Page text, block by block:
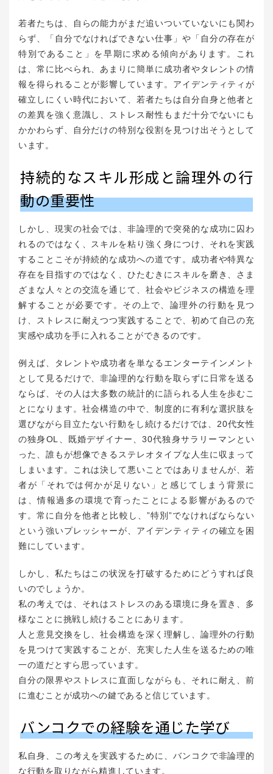
若者たちは、自らの能力がまだ追いついていないにも関わ
らず、「自分でなければできない仕事」や「自分の存在が
特別であること」を早期に求める傾向があります。これ
は、常に比べられ、あまりに簡単に成功者やタレントの情
報を得られることが影響しています。アイデンティティが
確立しにくい時代において、若者たちは自分自身と他者と
の差異を強く意識し、ストレス耐性もまだ十分でないにも
かかわらず、自分だけの特別な役割を見つけ出そうとして
います。
持続的なスキル形成と論理外の行
動の重要性
しかし、現実の社会では、非論理的で突発的な成功に囚わ
れるのではなく、スキルを粘り強く身につけ、それを実践
することこそが持続的な成功への道です。成功者や特異な
存在を目指すのではなく、ひたむきにスキルを磨き、さま
ざまな人々との交流を通じて、社会やビジネスの構造を理
解することが必要です。その上で、論理外の行動を見つ
け、ストレスに耐えつつ実践することで、初めて自己の充
実感や成功を手に入れることができるのです。
例えば、タレントや成功者を単なるエンターテインメント
として見るだけで、非論理的な行動を取らずに日常を送る
ならば、その人は大多数の統計的に語られる人生を歩むこ
とになります。社会構造の中で、制度的に有利な選択肢を
選びながら目立たない行動をし続けるだけでは、20代女性
の独身OL、既婚デザイナー、30代独身サラリーマンとい
った、誰もが想像できるステレオタイプな人生に収まって
しまいます。これは決して悪いことではありませんが、若
者が「それでは何かが足りない」と感じてしまう背景に
は、情報過多の環境で育ったことによる影響があるので
す。常に自分を他者と比較し、”特別”でなければならない
という強いプレッシャーが、アイデンティティの確立を困
難にしています。
しかし、私たちはこの状況を打破するためにどうすれば良
いのでしょうか。
私の考えでは、それはストレスのある環境に身を置き、多
様なことに挑戦し続けることにあります。
人と意見交換をし、社会構造を深く理解し、論理外の行動
を見つけて実践することが、充実した人生を送るための唯
一の道だとすら思っています。
自分の限界やストレスに直面しながらも、それに耐え、前
に進むことが成功への鍵であると信じています。
バンコクでの経験を通じた学び
私自身、この考えを実践するために、バンコクで非論理的
な行動を取りながら精進しています。